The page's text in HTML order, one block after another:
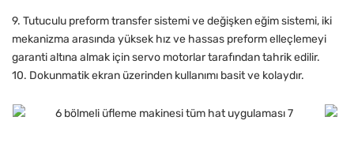
9. Tutuculu preform transfer sistemi ve değişken eğim sistemi, iki
mekanizma arasında yüksek hız ve hassas preform elleçlemeyi
garanti altına almak için servo motorlar tarafından tahrik edilir.
10. Dokunmatik ekran üzerinden kullanımı basit ve kolaydır.